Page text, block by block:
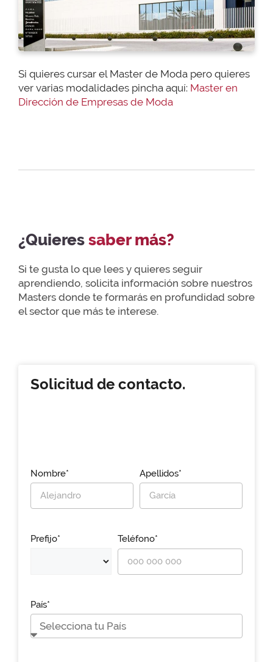
Si quieres cursar el Master de Moda pero quieres
ver varias modalidades pincha aquí: Master en
Dirección de Empresas de Moda
¿Quieressaber más?
Si te gusta lo que lees y quieres seguir
aprendiendo, solicita información sobre nuestros
Masters donde te formarás en profundidad sobre
el sector que más te interese.
Solicitud de contacto.
Nombre* Apellidos*
Prefijo* Teléfono*
País*